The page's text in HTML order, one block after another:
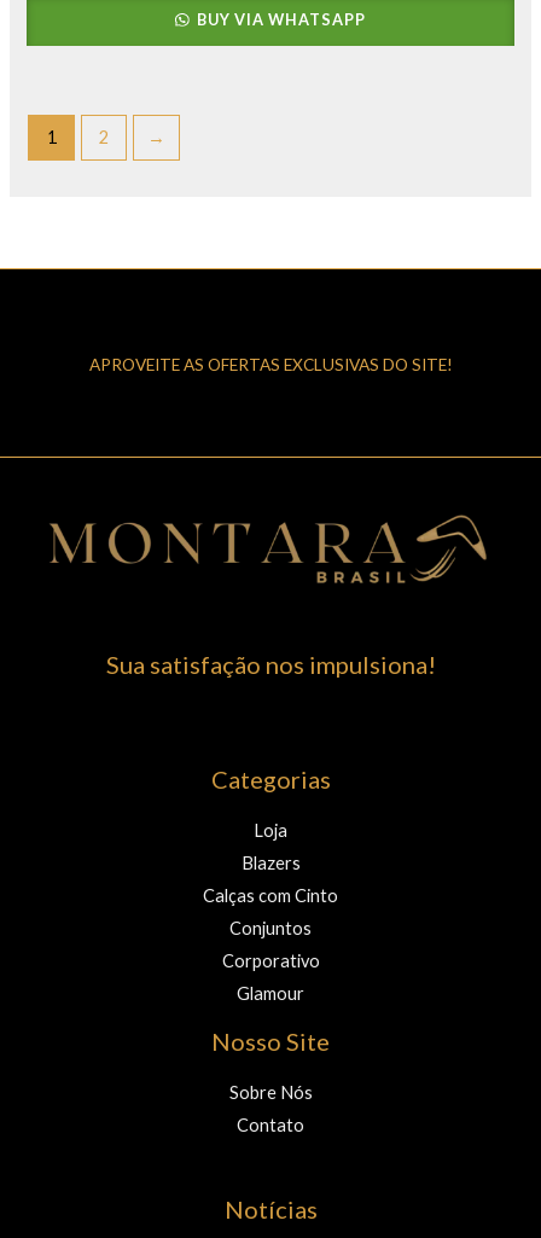
BUY VIA WHATSAPP
1 2 →
APROVEITE AS OFERTAS EXCLUSIVAS DO SITE!
Sua satisfação nos impulsiona!
Categorias
Loja
Blazers
Calças com Cinto
Conjuntos
Corporativo
Glamour
Nosso Site
Sobre Nós
Contato
Notícias